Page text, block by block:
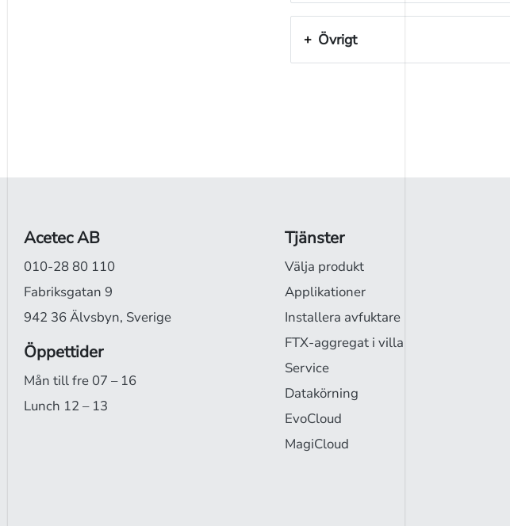
Övrigt
Acetec AB
010-28 80 110
Fabriksgatan 9
942 36 Älvsbyn, Sverige
Öppettider
Mån till fre 07 – 16
Lunch 12 – 13
Tjänster
Välja produkt
Applikationer
Installera avfuktare
FTX-aggregat i villa
Service
Datakörning
EvoCloud
MagiCloud